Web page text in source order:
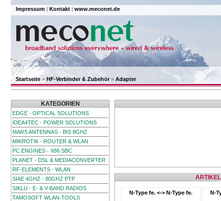
Impressum | Kontakt | www.meconet.de
Startseite»HF-Verbinder & Zubehör» Adapter
KATEGORIEN
EDGE - OPTICAL SOLUTIONS
IDEA4TEC - POWER SOLUTIONS
MARS ANTENNAS - BIS 8GHZ
MIKROTIK - ROUTER & WLAN
PC ENGINES - X86 SBC
PLANET - DSL & MEDIACONVERTER
RF-ELEMENTS - WLAN
SIAE 4GHZ - 80GHZ PTP
SIKLU - E- & V-BAND RADIOS
TAMOSOFT WLAN-TOOLS
N-Type fe. <-> N-Type fe. N-